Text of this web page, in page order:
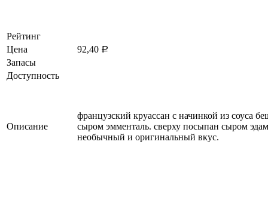
Рейтинг
Цена
92,40 Р
Запасы
Доступность
Описание
французский круассан с начинкой из соуса
сыром эмменталь. сверху посыпан сыром
необычный и оригинальный вкус.